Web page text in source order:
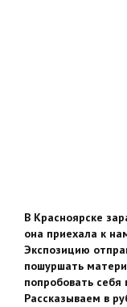
В Красноярске
она приехала к
Экспозицию
пошуршать
попробовать себя
Рассказываем в